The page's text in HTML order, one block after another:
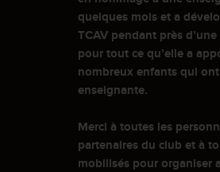
quelques mois et a
TCAV pendant près
pour tout ce qu’elle a
nombreux enfants qui
enseignante.
Merci à toutes les
partenaires du club et à
mobilisés pour organiser